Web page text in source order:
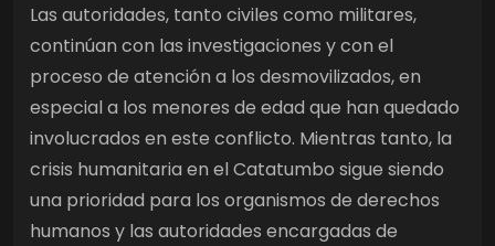
Las autoridades, tanto civiles como militares,
continúan con las investigaciones y con el
proceso de atención a los desmovilizados, en
especial a los menores de edad que han quedado
involucrados en este conflicto. Mientras tanto, la
crisis humanitaria en el Catatumbo sigue siendo
una prioridad para los organismos de derechos
humanos y las autoridades encargadas de